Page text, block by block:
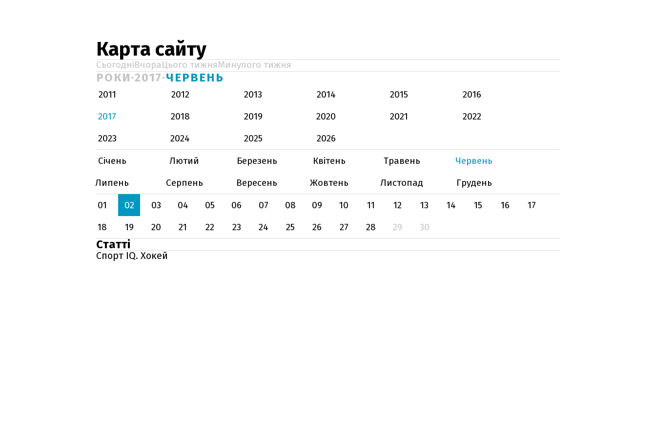
Карта сайту
СьогодніВчораЦього тижняМинулого тижня
РОКИ 2017 ЧЕРВЕНЬ
2011 2012 2013 2014 2015
2016
2017
2018 2019 2020 2021
2022
2023
2024 2025
2026
Січень
Лютий Березень Квітень Травень
Червень
Липень
Серпень Вересень Жовтень Листопад
Грудень
01
02 03 04 05 06 07 08 09 10 11 12 13 14 15 16
17
18
19 20 21 22 23 24 25 26 27 28 29 30
Статті
Спорт IQ. Хокей